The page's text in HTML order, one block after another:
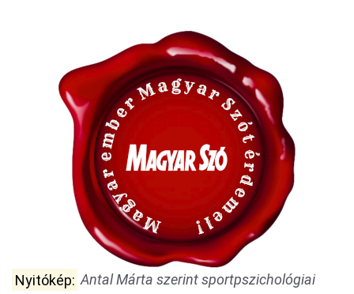
Nyitókép: Antal Márta szerint sportpszichológiai